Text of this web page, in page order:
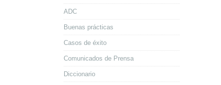
ADC
Buenas prácticas
Casos de éxito
Comunicados de Prensa
Diccionario